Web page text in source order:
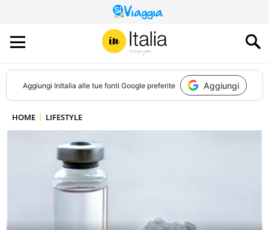
QUESTO
SITO
CONTRIBUISCE
ALL’AUDIENCE
DI
Aggiungi InItalia alle tue fonti Google preferite Aggiungi
HOME LIFESTYLE